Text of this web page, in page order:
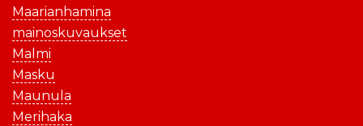
Maarianhamina
mainoskuvaukset
Malmi
Masku
Maunula
Merihaka